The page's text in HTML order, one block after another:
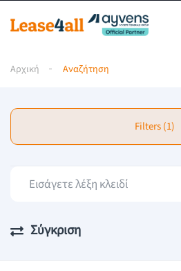
Αρχική Αναζήτηση
Filters (1)
Σύγκριση